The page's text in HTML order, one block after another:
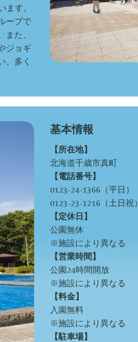
す。
ープで
た、
ジョギ
、多く
基本情報
【所在地】
北海道千歳市真町
【電話番号】
0123-24-1366（平日）
0123-23-1216（土日祝）
【定休日】
公園無休
※施設により異なる
【営業時間】
公園24時間開放
※施設により異なる
【料金】
入園無料
※施設により異なる
【駐車場】